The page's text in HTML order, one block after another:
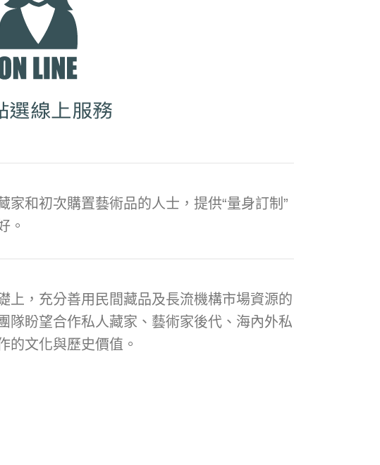
和初次購置藝術品的人士，提供“量身訂制”
。
上，充分善用民間藏品及長流機構市場資源的
隊盼望合作私人藏家、藝術家後代、海內外私
的文化與歷史價值。